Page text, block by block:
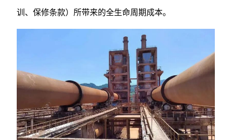
训、保修条款）所带来的全生命周期成本。